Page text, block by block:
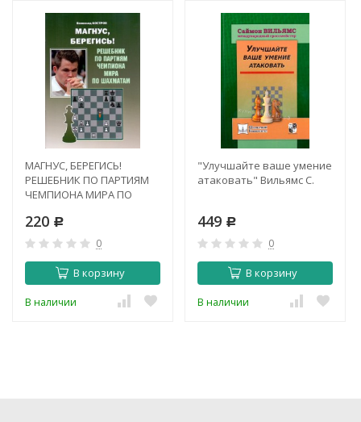
МАГНУС, БЕРЕГИСЬ!
РЕШЕБНИК ПО ПАРТИЯМ
ЧЕМПИОНА МИРА ПО
220 Р
0
В корзину
В наличии
"Улучшайте ваше умение
атаковать" Вильямс С.
449 Р
0
В корзину
В наличии